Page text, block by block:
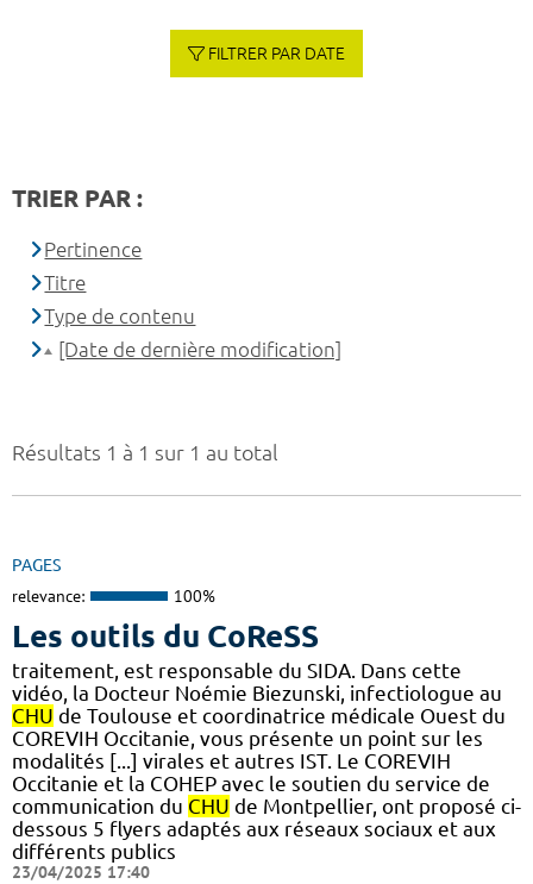
Résultats 1 à 1 sur 1 au total
PAGES
relevance: 100%
Les outils du CoReSS
traitement, est responsable du SIDA. Dans cette
vidéo, la Docteur Noémie Biezunski, infectiologue au
CHU de Toulouse et coordinatrice médicale Ouest du
COREVIH Occitanie, vous présente un point sur les
modalités [...] virales et autres IST. Le COREVIH
Occitanie et la COHEP avec le soutien du service de
communication du CHU de Montpellier, ont proposé ci-
dessous 5 flyers adaptés aux réseaux sociaux et aux
différents publics
23/04/2025 17:40
FILTRER PAR DATE
TRIER PAR :
Pertinence
Titre
Type de contenu
[Date de dernière modification]